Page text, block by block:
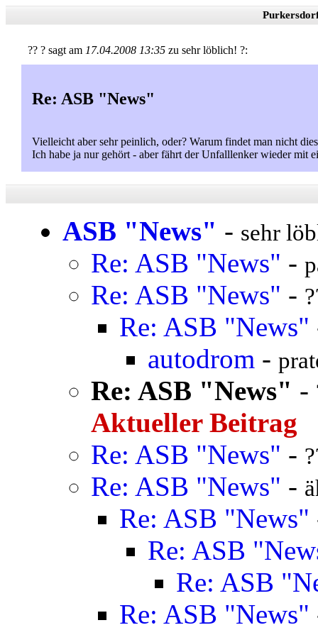
?? ? sagt am 17.04.2008 13:35 zu sehr löblich! ?:
Re: ASB "News"
Vielleicht aber sehr peinlich, oder? Warum findet man nicht
Ich habe ja nur gehört - aber fährt der Unfalllenker wieder mit
ASB "News" - sehr
Re: ASB "News" -
Re: ASB "News" -
Re: ASB "News"
autodrom -
Re: ASB "News" -
Aktueller Beitrag
Re: ASB "News" -
Re: ASB "News" -
Re: ASB "News"
Re: ASB
Re: ASB
Re: ASB "News"